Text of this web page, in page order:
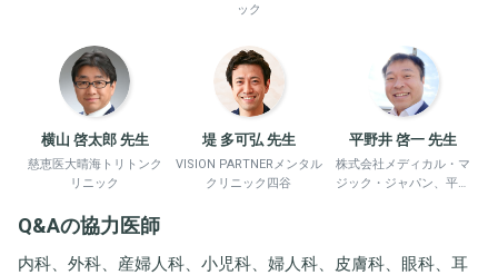
ック
横山 啓太郎 先生
慈恵医大晴海トリトンク
リニック
堤 多可弘 先生
VISION PARTNERメンタル
クリニック四谷
平野井 啓一 先生
株式会社メディカル・マ
ジック・ジャパン、平野
Q&Aの協力医師
内科、外科、産婦人科、小児科、婦人科、皮膚科、眼科、耳